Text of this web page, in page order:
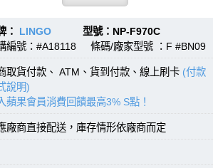
： LINGO 型號：NP-F970C
編號：#A18118 條碼/廠家型號 ：F #BN09
取貨付款、 ATM、貨到付款、線上刷卡 (付款
說明)
蘋果會員消費回饋最高3% S點！
廠商直接配送，庫存情形依廠商而定